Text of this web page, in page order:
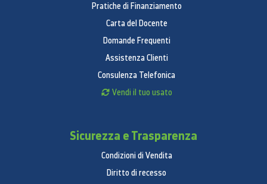
Pratiche di Finanziamento
Carta del Docente
Domande Frequenti
Assistenza Clienti
Consulenza Telefonica
Vendi il tuo usato
Sicurezza e Trasparenza
Condizioni di Vendita
Diritto di recesso